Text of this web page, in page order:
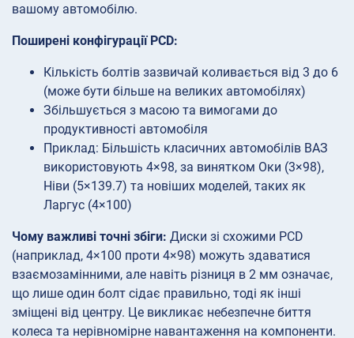
вашому автомобілю.
Поширені конфігурації PCD:
Кількість болтів зазвичай коливається від 3 до 6
(може бути більше на великих автомобілях)
Збільшується з масою та вимогами до
продуктивності автомобіля
Приклад: Більшість класичних автомобілів ВАЗ
використовують 4×98, за винятком Оки (3×98),
Ніви (5×139.7) та новіших моделей, таких як
Ларгус (4×100)
Чому важливі точні збіги: Диски зі схожими PCD
(наприклад, 4×100 проти 4×98) можуть здаватися
взаємозамінними, але навіть різниця в 2 мм означає,
що лише один болт сідає правильно, тоді як інші
зміщені від центру. Це викликає небезпечне биття
колеса та нерівномірне навантаження на компоненти.